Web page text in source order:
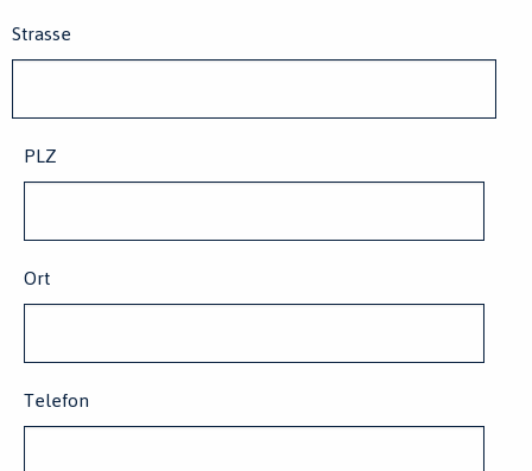
Strasse
PLZ
Ort
Land
Telefon